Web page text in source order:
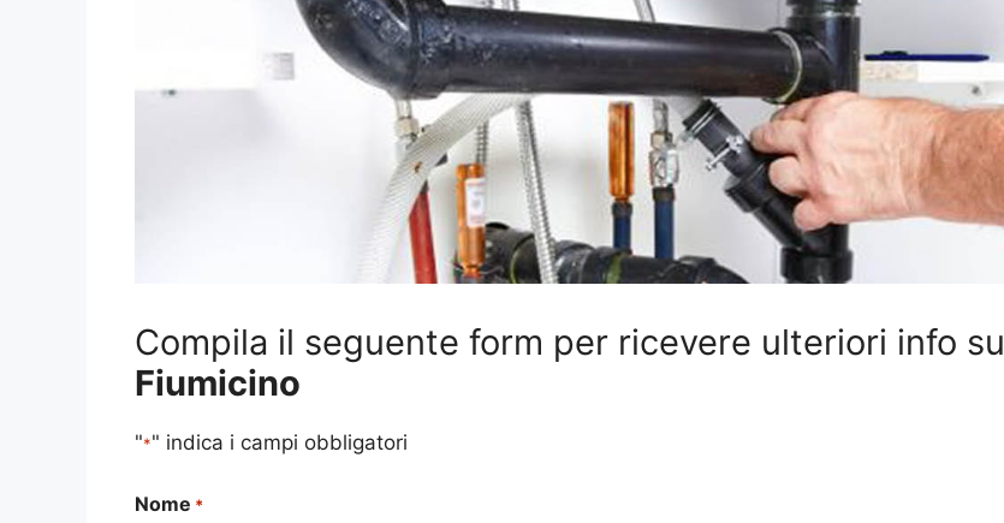
Compila il seguente form per ricevere ulteriori info su
Fiumicino
"*" indica i campi obbligatori
Nome *